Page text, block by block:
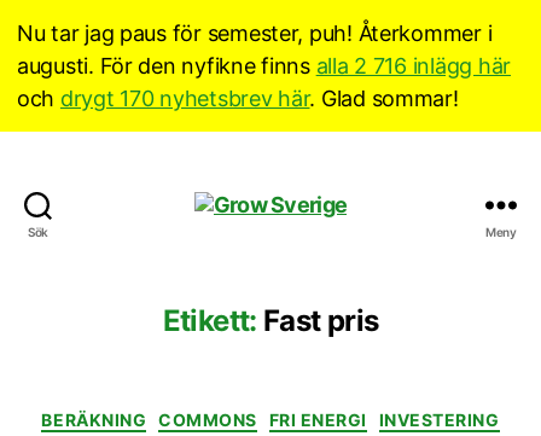
Nu tar jag paus för semester, puh! Återkommer i
augusti. För den nyfikne finns alla 2 716 inlägg här
och drygt 170 nyhetsbrev här. Glad sommar!
Sök Meny
Etikett: Fast pris
Kategorier
BERÄKNING COMMONS FRI ENERGI
INVESTERING